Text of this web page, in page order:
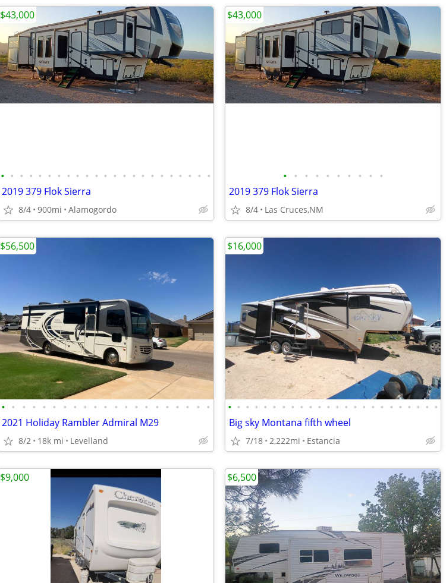
• • • • • • • • • • • • • • • • • • • • • • •
2019 379 Flok Sierra
8/4 900mi Alamogordo
$43,000
• • • • • • • • • •
2019 379 Flok Sierra
8/4 Las Cruces,NM
$43,000
• • • • • • • • • • • • • • • • • • • • •
2021 Holiday Rambler Admiral M29
8/2 18k mi Levelland
$56,500
• • • • • • • • • • • • • • • • • • • • • • • •
Big sky Montana fifth wheel
7/18 2,222mi Estancia
$16,000
$9,000 $6,500